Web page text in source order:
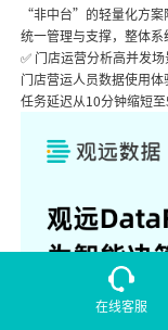
“非中台”的轻量化方案
统一管理与支撑，整体系
✅ 门店运营分析高并发
门店营运人员数据使用
任务延迟从10分钟缩短至
在线客服